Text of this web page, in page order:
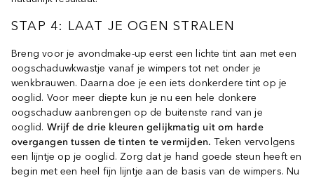
STAP 4: LAAT JE OGEN STRALEN
Breng voor je avondmake-up eerst een lichte tint aan met een
oogschaduwkwastje vanaf je wimpers tot net onder je
wenkbrauwen. Daarna doe je een iets donkerdere tint op je
ooglid. Voor meer diepte kun je nu een hele donkere
oogschaduw aanbrengen op de buitenste rand van je
ooglid. Wrijf de drie kleuren gelijkmatig uit om harde
overgangen tussen de tinten te vermijden. Teken vervolgens
een lijntje op je ooglid. Zorg dat je hand goede steun heeft en
begin met een heel fijn lijntje aan de basis van de wimpers. Nu